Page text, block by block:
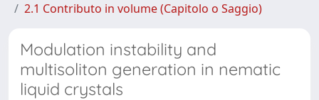
2.1 Contributo in volume (Capitolo o Saggio)
Modulation instability and
multisoliton generation in nematic
liquid crystals